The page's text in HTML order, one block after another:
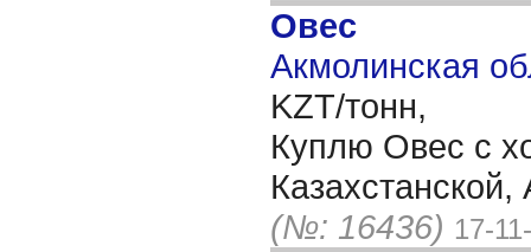
Овес
Акмолинская
KZT/тонн,
Куплю Овес с
(№: 16436) 17-